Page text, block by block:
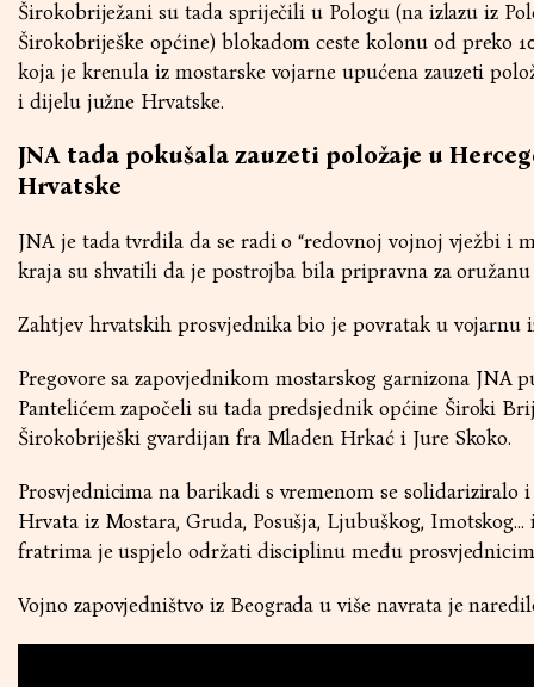
Širokobriježani su tada spriječili u Pologu (na izlazu iz
Širokobriješke općine) blokadom ceste kolonu od preko
koja je krenula iz mostarske vojarne upućena zauzeti
i dijelu južne Hrvatske.
JNA tada pokušala zauzeti položaje u
Hrvatske
JNA je tada tvrdila da se radi o “redovnoj vojnoj vježbi i
kraja su shvatili da je postrojba bila pripravna za
Zahtjev hrvatskih prosvjednika bio je povratak u vojarnu
Pregovore sa zapovjednikom mostarskog garnizona JNA
Pantelićem započeli su tada predsjednik općine Široki
Širokobriješki gvardijan fra Mladen Hrkać i Jure Skoko.
Prosvjednicima na barikadi s vremenom se solidariziralo
Hrvata iz Mostara, Gruda, Posušja, Ljubuškog,
fratrima je uspjelo održati disciplinu među
Vojno zapovjedništvo iz Beograda u više navrata je